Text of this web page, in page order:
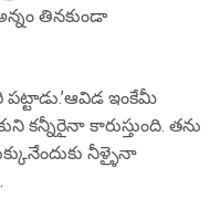
తినకుండా
ఇంకేమీ
కారుస్తుంది. తను
నీళ్ళైనా